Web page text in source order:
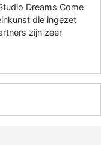
Dreams Come
die ingezet
zijn zeer